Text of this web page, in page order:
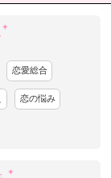
恋愛総合
恋の悩み